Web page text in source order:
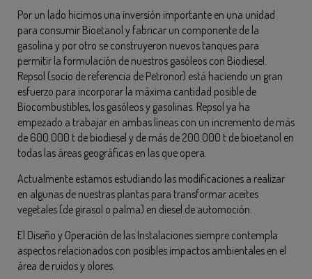
Por un lado hicimos una inversión importante en una unidad
para consumir Bioetanol y fabricar un componente de la
gasolina y por otro se construyeron nuevos tanques para
permitir la formulación de nuestros gasóleos con Biodiesel.
Repsol (socio de referencia de Petronor) está haciendo un gran
esfuerzo para incorporar la máxima cantidad posible de
Biocombustibles, los gasóleos y gasolinas. Repsol ya ha
empezado a trabajar en ambas líneas con un incremento de más
de 600.000 t de biodiesel y de más de 200.000 t de bioetanol en
todas las áreas geográficas en las que opera.
Actualmente estamos estudiando las modificaciones a realizar
en algunas de nuestras plantas para transformar aceites
vegetales (de girasol o palma) en diesel de automoción.
El Diseño y Operación de las Instalaciones siempre contempla
aspectos relacionados con posibles impactos ambientales en el
área de ruidos y olores.